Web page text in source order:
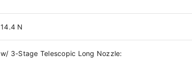
14.4 N
w/ 3-Stage Telescopic Long Nozzle: